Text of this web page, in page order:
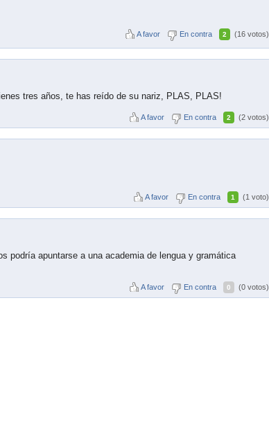
A favor En contra 2 (16 votos)
tres años, te has reído de su nariz, PLAS, PLAS!
A favor En contra 2 (2 votos)
A favor En contra 1 (1 voto)
podría apuntarse a una academia de lengua y gramática
A favor En contra 0 (0 votos)